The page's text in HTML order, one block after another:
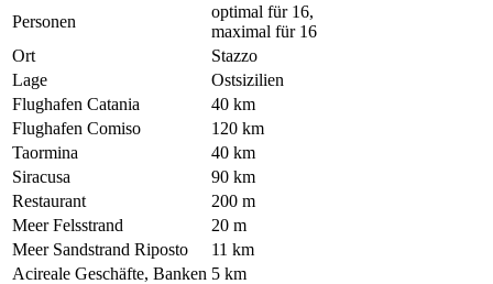
Personen
optimal für 16,
maximal für 16
Ort
Stazzo
Lage
Ostsizilien
Flughafen Catania
40 km
Flughafen Comiso
120 km
Taormina
40 km
Siracusa
90 km
Restaurant
200 m
Meer Felsstrand
20 m
Meer Sandstrand Riposto
11 km
Acireale Geschäfte, Banken 5 km